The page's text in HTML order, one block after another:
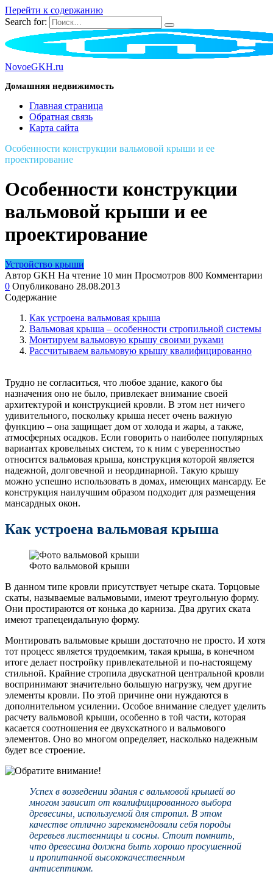
Перейти к содержанию
Search for:
NovoeGKH.ru
Домашняя недвижимость
Главная страница
Обратная связь
Карта сайта
Особенности конструкции вальмовой крыши и ее
проектирование
Особенности конструкции
вальмовой крыши и ее
проектирование
Устройство крыши
Автор GKH На чтение 10 мин Просмотров 800 Комментарии
0 Опубликовано 28.08.2013
Содержание
Как устроена вальмовая крыша
Вальмовая крыша – особенности стропильной системы
Монтируем вальмовую крышу своими руками
Рассчитываем вальмовую крышу квалифицированно
Трудно не согласиться, что любое здание, какого бы
назначения оно не было, привлекает внимание своей
архитектурой и конструкцией кровли. В этом нет ничего
удивительного, поскольку крыша несет очень важную
функцию – она защищает дом от холода и жары, а также,
атмосферных осадков. Если говорить о наиболее популярных
вариантах кровельных систем, то к ним с уверенностью
относится вальмовая крыша, конструкция которой является
надежной, долговечной и неординарной. Такую крышу
можно успешно использовать в домах, имеющих мансарду. Ее
конструкция наилучшим образом подходит для размещения
мансардных окон.
Как устроена вальмовая крыша
Фото вальмовой крыши
В данном типе кровли присутствует четыре ската. Торцовые
скаты, называемые вальмовыми, имеют треугольную форму.
Они простираются от конька до карниза. Два других ската
имеют трапецеидальную форму.
Монтировать вальмовые крыши достаточно не просто. И хотя
тот процесс является трудоемким, такая крыша, в конечном
итоге делает постройку привлекательной и по-настоящему
стильной. Крайние стропила двускатной центральной кровли
воспринимают значительно большую нагрузку, чем другие
элементы кровли. По этой причине они нуждаются в
дополнительном усилении. Особое внимание следует уделить
расчету вальмовой крыши, особенно в той части, которая
касается соотношения ее двухскатного и вальмового
элементов. Оно во многом определяет, насколько надежным
будет все строение.
Успех в возведении здания с вальмовой крышей во
многом зависит от квалифицированного выбора
древесины, используемой для стропил. В этом
качестве отлично зарекомендовали себя породы
деревьев лиственницы и сосны. Стоит помнить,
что древесина должна быть хорошо просушенной
и пропитанной высококачественным
антисептиком.